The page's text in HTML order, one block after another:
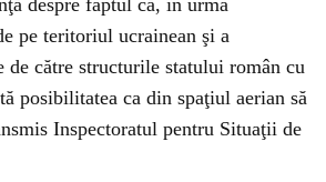
despre faptul că, în urma
pe teritoriul ucrainean şi a
către structurile statului român cu
posibilitatea ca din spaţiul aerian să
Inspectoratul pentru Situaţii de